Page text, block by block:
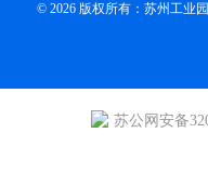
© 2026 版权所有：苏州工业
苏公网安备